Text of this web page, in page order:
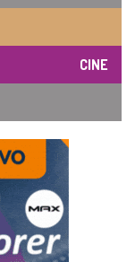
CINE